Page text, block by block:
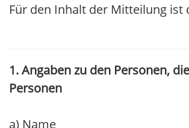
Für den Inhalt der Mitteilung
1. Angaben zu den Personen,
Personen
a) Name